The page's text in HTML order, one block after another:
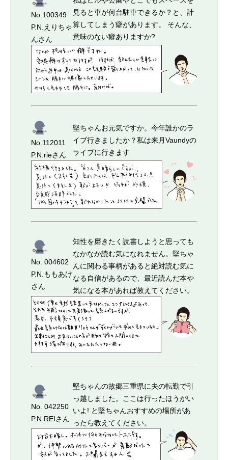
No.100349
P.N.えりちゃ
んさん
見ると車が何台駐車できるか？と、計
算してしまう癖があります。 そんな、
意味のない癖ありますか?
No.112011
P.N.rieさん
堅ちゃんお元気ですか。今年誰かのラ
イブ行きましたか？私は来月Vaundyの
ライブに行きます
No. 004602
P.N.ももあけ
さん
知性を磨きたく読書しようと思っても
なかなか読む気になれません。堅ちゃ
んに関わる事柄があると絶対読む気に
なる自信があるので、最近読んだ本や
気になる本があれば教えてください。
No. 042250
P.N.REIさん
堅ちゃんの故郷三重県に夫の転勤で引
っ越しました。ここは行ったほうがい
いよ! と堅ちゃんおすすめの場所があ
ったら教えてください。